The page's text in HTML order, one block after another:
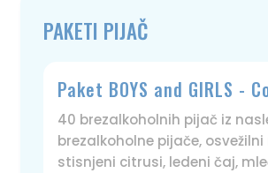
PAKETI PIJAČ
Paket BOYS and GIRLS -
40 brezalkoholnih pijač iz
brezalkoholne pijače,
stisnjeni citrusi, ledeni čaj,